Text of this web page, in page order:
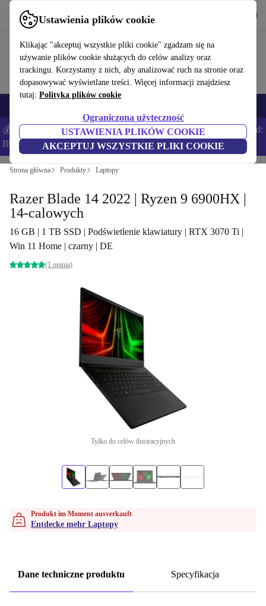
Ustawienia plików cookie
Klikając "akceptuj wszystkie pliki cookie" zgadzam się na
używanie plików cookie służących do celów analizy oraz
trackingu. Korzystamy z nich, aby analizować ruch na stronie oraz
dopasowywać wyświetlane treści. Więcej informacji znajdziesz
tutaj: Polityka plików cookie
Ograniczona użyteczność
USTAWIENIA PLIKÓW COOKIE
AKCEPTUJ WSZYSTKIE PLIKI COOKIE
Korzystaj z refurbed szybko i łatwo
💰Zaoszczędź DODATKOWE 5% na wszystkich iPhone’ach – Kod:
IPHONEDEAL –Regulamin
Strona główna Produkty Laptopy
Razer Blade 14 2022 | Ryzen 9 6900HX |
14-calowych
16 GB | 1 TB SSD | Podświetlenie klawiatury | RTX 3070 Ti |
Win 11 Home | czarny | DE
(1 opinia)
Tylko do celów ilustracyjnych
Produkt im Moment ausverkauft
Entdecke mehr Laptopy
Dane techniczne produktu Specyfikacja